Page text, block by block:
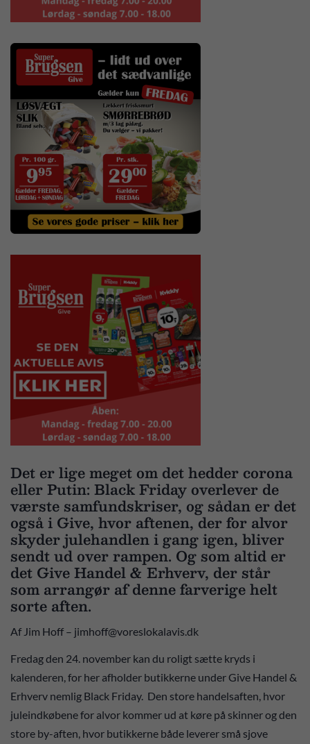
Det er lige meget om det hedder corona
eller Putin: Black Friday overlever de
værste samfundskriser, og sådan er det
også i Give, hvor aftenen, der for alvor
skyder julehandlen i gang igen, bliver
sendt ud over rampen. Og som altid er
det Give Handel & Erhverv, der står
som arrangør af denne farverige helt
sorte aften.
Af Jim Hoff – jimhoff@voreslokalavis.dk
Fredag den 24. november kan du roligt sætte kryds i
kalenderen, for her afholder butikkerne under Give Handel &
Erhverv nemlig Black Friday. Den store handelsaften, hvor
juleindkøbene for alvor kommer ud at køre på skinner og den
store by-aften, hvor butikkerne både leverer små sjove